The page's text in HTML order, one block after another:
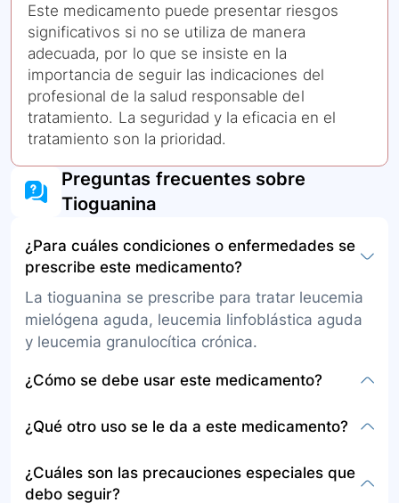
Este medicamento puede presentar riesgos
significativos si no se utiliza de manera
adecuada, por lo que se insiste en la
importancia de seguir las indicaciones del
profesional de la salud responsable del
tratamiento. La seguridad y la eficacia en el
tratamiento son la prioridad.
Preguntas frecuentes sobre
Tioguanina
¿Para cuáles condiciones o enfermedades se
prescribe este medicamento?
La tioguanina se prescribe para tratar leucemia
mielógena aguda, leucemia linfoblástica aguda
y leucemia granulocítica crónica.
¿Cómo se debe usar este medicamento?
después de las comidas, a la misma hora todos
tabletas rotas directamente y usar guantes si es
¿Qué otro uso se le da a este medicamento?
de ciertos tipos de leucemia, la guía de práctica
¿Cuáles son las precauciones especiales que
debo seguir?